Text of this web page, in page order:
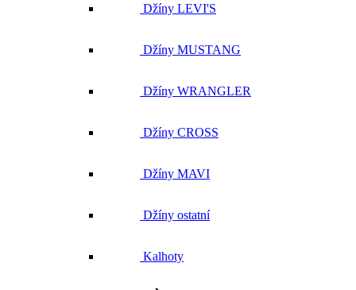
Džíny LEVI'S
Džíny MUSTANG
Džíny WRANGLER
Džíny CROSS
Džíny MAVI
Džíny ostatní
Kalhoty